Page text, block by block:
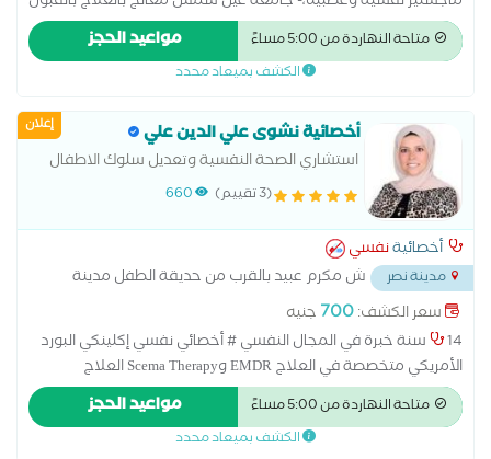
والإلتزام والعلاج المعرفي السلوكي لإضرابات القلق والإكتئاب والعلاج
الجدلي السلوكي متخصص فى حالات الادمان و المشاكل الاسرية و
المشاكل الزوجية و الاكتئاب و القلق
متاحة النهاردة من 5:00 مساءً مواعيد الحجز
الكشف بميعاد محدد
إعلان أخصائية نشوى علي الدين علي
استشاري الصحة النفسية وتعديل سلوك الاطفال
والمراهقين (3 تقييم) 660
أخصائيةنفسي
مدينة نصر
ش مكرم عبيد بالقرب من حديقة الطفل مدينة
نصر...سعر الكشف:700 جنيه
14 سنة خبرة في المجال النفسي # أخصائي نفسي إكلينكي البورد
الأمريكي متخصصة في العلاج EMDR وScema Therapy العلاج
بالمخططات المعرفية والعلاج النفسي السلوكي والسلوكي المعرفي
و DBT ماجستير مهني في الصحة النفسية المتكاملة # اخصائي
تعديل سلوك وتنمية مهارات للأطفال والمراهقين #مدربة معتمدة
متاحة النهاردة من 5:00 مساءً مواعيد الحجز
الكشف بميعاد محدد